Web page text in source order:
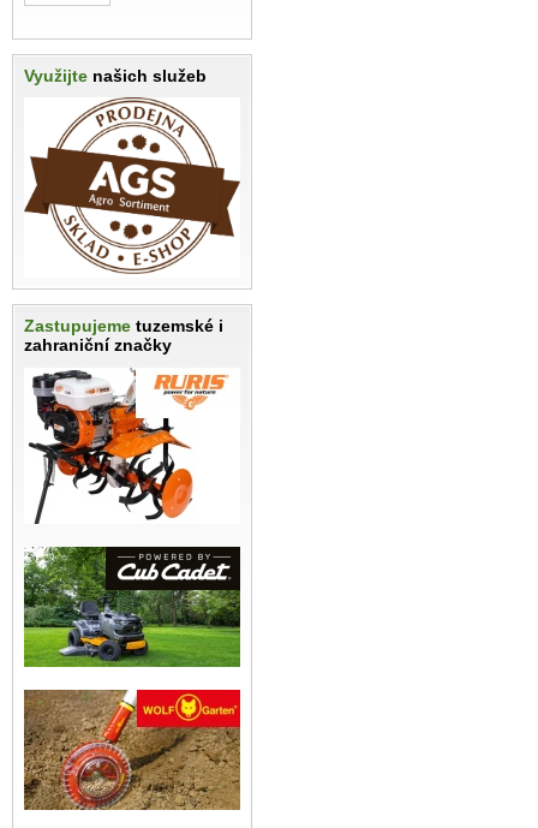
Využijte našich služeb
Zastupujeme tuzemské i
zahraniční značky